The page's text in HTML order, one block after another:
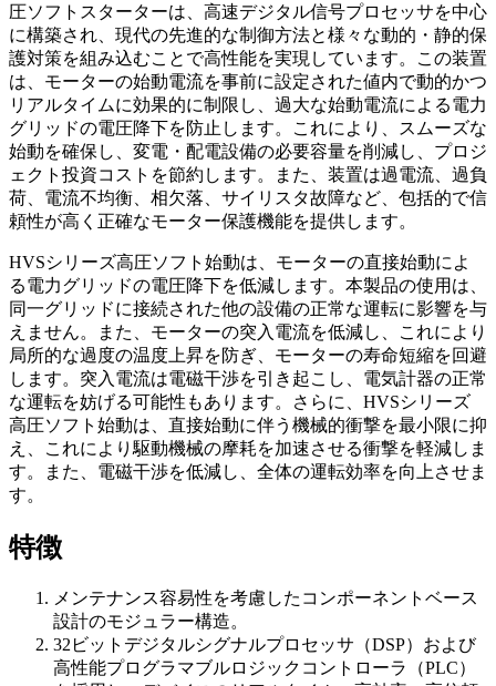
圧ソフトスターターは、高速デジタル信号プロセッサを中心
に構築され、現代の先進的な制御方法と様々な動的・静的保
護対策を組み込むことで高性能を実現しています。この装置
は、モーターの始動電流を事前に設定された値内で動的かつ
リアルタイムに効果的に制限し、過大な始動電流による電力
グリッドの電圧降下を防止します。これにより、スムーズな
始動を確保し、変電・配電設備の必要容量を削減し、プロジ
ェクト投資コストを節約します。また、装置は過電流、過負
荷、電流不均衡、相欠落、サイリスタ故障など、包括的で信
頼性が高く正確なモーター保護機能を提供します。
HVSシリーズ高圧ソフト始動は、モーターの直接始動によ
る電力グリッドの電圧降下を低減します。本製品の使用は、
同一グリッドに接続された他の設備の正常な運転に影響を与
えません。また、モーターの突入電流を低減し、これにより
局所的な過度の温度上昇を防ぎ、モーターの寿命短縮を回避
します。突入電流は電磁干渉を引き起こし、電気計器の正常
な運転を妨げる可能性もあります。さらに、HVSシリーズ
高圧ソフト始動は、直接始動に伴う機械的衝撃を最小限に抑
え、これにより駆動機械の摩耗を加速させる衝撃を軽減しま
す。また、電磁干渉を低減し、全体の運転効率を向上させま
す。
特徴
メンテナンス容易性を考慮したコンポーネントベース
設計のモジュラー構造。
32ビットデジタルシグナルプロセッサ（DSP）および
高性能プログラマブルロジックコントローラ（PLC）